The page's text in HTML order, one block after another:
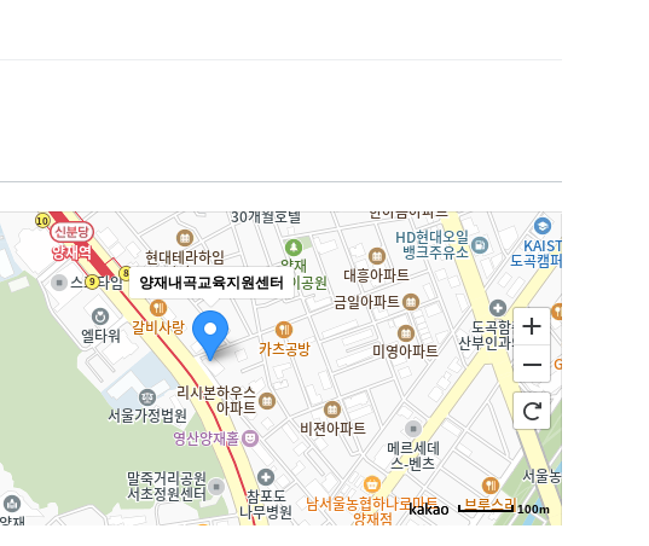
양재내곡교육지원센터
100m